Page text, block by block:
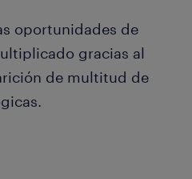
oportunidades de
gracias al
de multitud de